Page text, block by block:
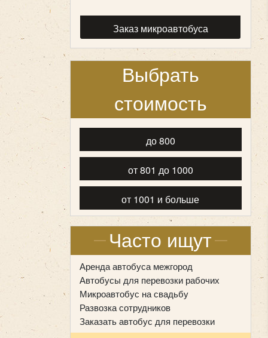
Заказ микроавтобуса
Выбрать
стоимость
до 800
от 801 до 1000
от 1001 и больше
Часто ищут
Аренда автобуса межгород
Автобусы для перевозки рабочих
Микроавтобус на свадьбу
Развозка сотрудников
Заказать автобус для перевозки